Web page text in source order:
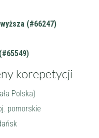
(#66247)
korepetycji
Polska)
pomorskie